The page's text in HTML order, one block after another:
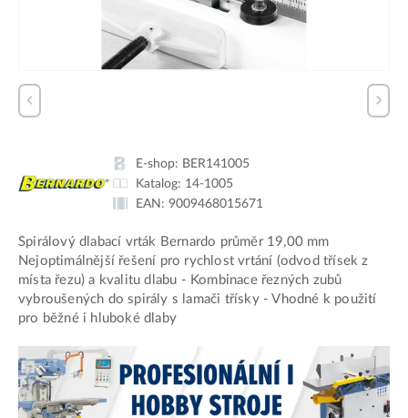
E-shop: BER141005
Katalog: 14-1005
EAN: 9009468015671
Spirálový dlabací vrták Bernardo průměr 19,00 mm
Nejoptimálnější řešení pro rychlost vrtání (odvod třísek z
místa řezu) a kvalitu dlabu - Kombinace řezných zubů
vybroušených do spirály s lamači třísky - Vhodné k použití
pro běžné i hluboké dlaby